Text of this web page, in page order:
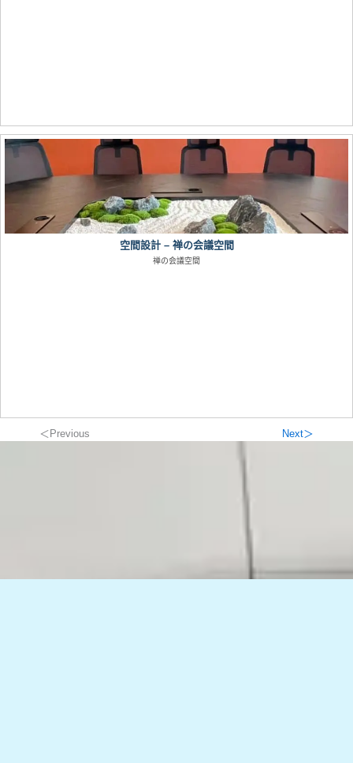
空間設計 – 禅の会議空間
禅の会議空間
＜Previous Next＞